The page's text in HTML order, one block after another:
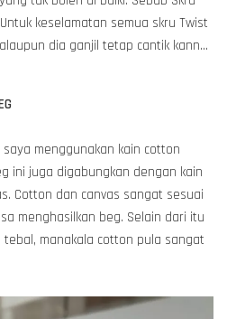
keselamatan semua skru Twist
dia ganjil tetap cantik kann...
menggunakan kain cotton
ini juga digabungkan dengan kain
Cotton dan canvas sangat sesuai
menghasilkan beg. Selain dari itu
manakala cotton pula sangat